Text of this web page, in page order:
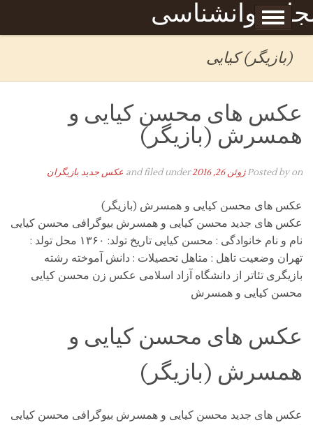
روانشناسی
Skip to content
برگه نمونه
(بازیگر) کیایی
عکس های محسن کیایی و
همسرش (بازیگر)
Posted byon ژوئن 26, 2016 and filed under عکس جدید بازیگران
عکس های محسن کیایی و همسرش (بازیگر)
عکس های جدید محسن کیایی و همسرش بیوگرافی محسن کیایی
نام و نام خانوادگی : محسن کیایی تاریخ تولد: ۱۳۶۰ محل تولد :
تهران وضعیت تاهل : متاهل تحصیلات : دانش آموخته رشته
بازیگری تئاتر از دانشگاه آزاد اسلامی عکس زن محسن کیایی
محسن کیایی و همسرش
عکس های محسن کیایی و
همسرش (بازیگر)
عکس های جدید محسن کیایی و همسرش بیوگرافی محسن کیایی